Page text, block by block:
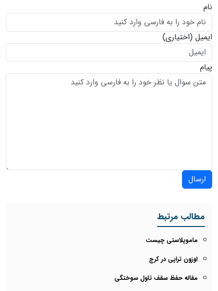
نام
ایمیل (اختیاری)
پیام
ارسال
مطالب مرتبط
ماموپلاستی چیست
اوزون تراپی در کرج
مقاله حفظ سقف تاول سوختگی